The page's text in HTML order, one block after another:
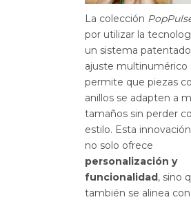
La colección
por utilizar la
un sistema
ajuste multinumérico
permite que piezas
anillos se adapten a
tamaños sin perder
estilo. Esta
no solo ofrece
personalización y
funcionalidad, sino
también se alinea con